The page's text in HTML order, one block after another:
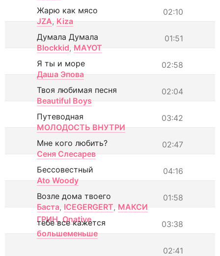
02:10
Жарю как мясо
JZA, Kiza
01:51
Думала Думала
Blockkid, MAYOT
02:58
Я ты и море
Даша Эпова
02:04
Твоя любимая песня
Beautiful Boys
03:42
Путеводная
МОЛОДОСТЬ ВНУТРИ
02:47
Мне кого любить?
Сеня Слесарев
04:16
Бессовестный
Ato Woody
01:58
Возле дома твоего
Баста, ICEGERGERT, МАКСИ
ГРИН, Onative 03:38
тебе все кажется
большеменьше
02:41